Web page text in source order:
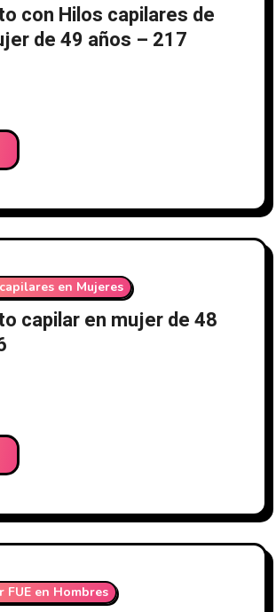
con Hilos capilares de
de 49 años – 217
en Mujeres
capilar en mujer de 48
en Hombres